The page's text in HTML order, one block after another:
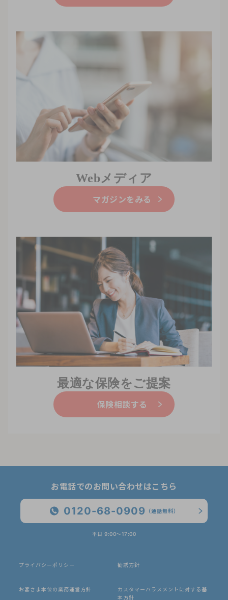
Webメディア
マガジンをみる
最適な保険をご提案
保険相談する
お電話でのお問い合わせはこちら
0120-68-0909 （通話無料）
平日 9:00〜17:00
プライバシーポリシー 勧誘方針
お客さま本位の業務運営方針
カスタマーハラスメントに対する基
本方針